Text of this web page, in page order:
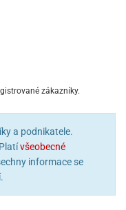
zákazníky.
a podnikatele.
všeobecné
informace se